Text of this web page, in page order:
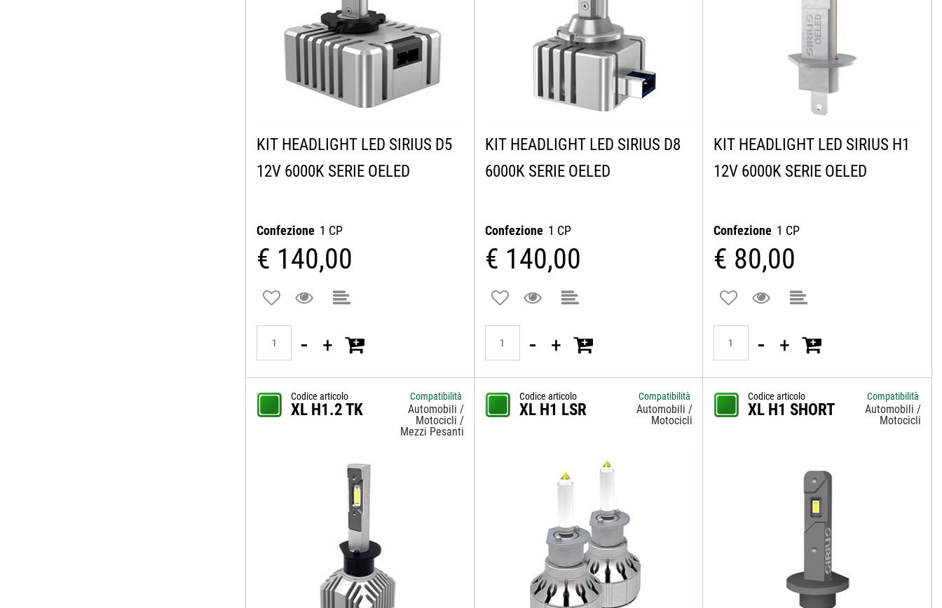
KIT HEADLIGHT LED SIRIUS D5
12V 6000K SERIE OELED
Confezione 1 CP
€ 140,00
KIT HEADLIGHT LED SIRIUS D8
6000K SERIE OELED
Confezione 1 CP
€ 140,00
KIT HEADLIGHT LED SIRIUS H1
12V 6000K SERIE OELED
Confezione 1 CP
€ 80,00
Codice articolo
XL H1.2 TK
Compatibilità
Automobili /
Motocicli /
Mezzi Pesanti
Codice articolo
XL H1 LSR
Compatibilità
Automobili /
Motocicli
Codice articolo
XL H1 SHORT
Compatibilità
Automobili /
Motocicli